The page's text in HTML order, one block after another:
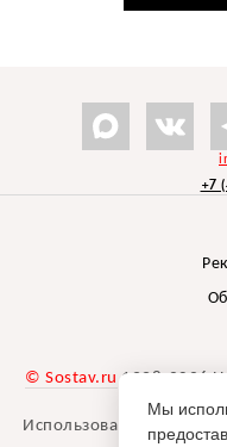
+7
© Sostav.ru 1998-2026
Использование
Мы